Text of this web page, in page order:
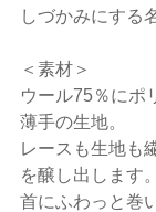
しづかみにする
＜素材＞
ウール75％にポ
薄手の生地。
レースも生地も
を醸し出します。
首にふわっと巻